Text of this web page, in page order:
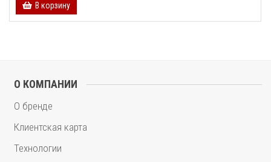
В корзину
О КОМПАНИИ
О бренде
Клиентская карта
Технологии